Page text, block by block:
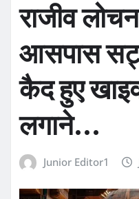
राजीव
आसपास
कैद हुए
लगाने…
Junior Editor1